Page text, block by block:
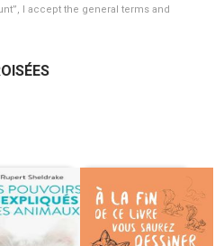
I accept the general terms and